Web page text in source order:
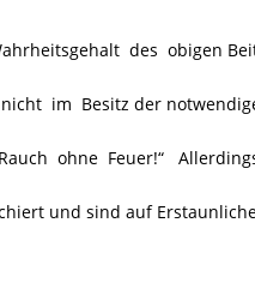
des obigen
im Besitz der
ohne Feuer!“
und sind auf